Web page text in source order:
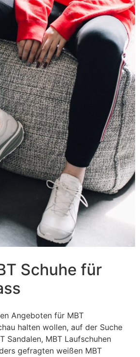
Schuhe für
Angeboten für MBT
halten wollen, auf der Suche
Sandalen, MBT Laufschuhen
gefragten weißen MBT